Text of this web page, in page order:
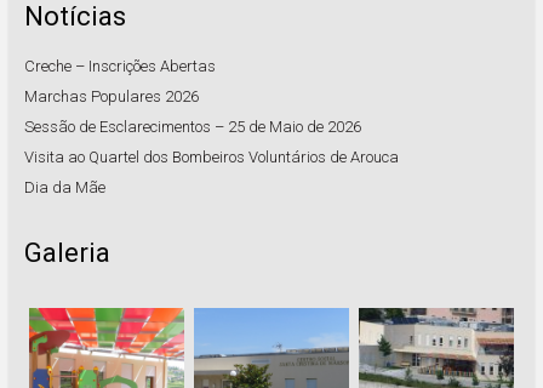
Notícias
Creche – Inscrições Abertas
Marchas Populares 2026
Sessão de Esclarecimentos – 25 de Maio de 2026
Visita ao Quartel dos Bombeiros Voluntários de Arouca
Dia da Mãe
Galeria